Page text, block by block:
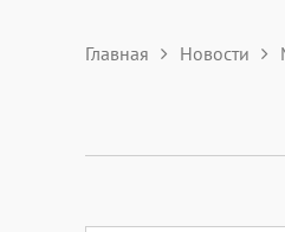
Главная Новости